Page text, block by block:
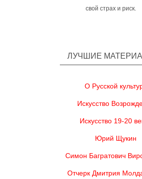
свой страх и риск.
ЛУЧШИЕ
О Русской
Искусство
Искусство 19-20
Юрий Щукин
Симон Багратович
Отчерк Дмитрия